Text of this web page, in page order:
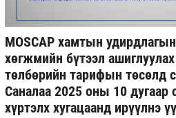
MOSCAP хамтын
хөгжмийн бүтээл
төлбөрийн тарифын төсөлд
Саналаа 2025 оны 10
хүртэлх хугацаанд ирүүлнэ